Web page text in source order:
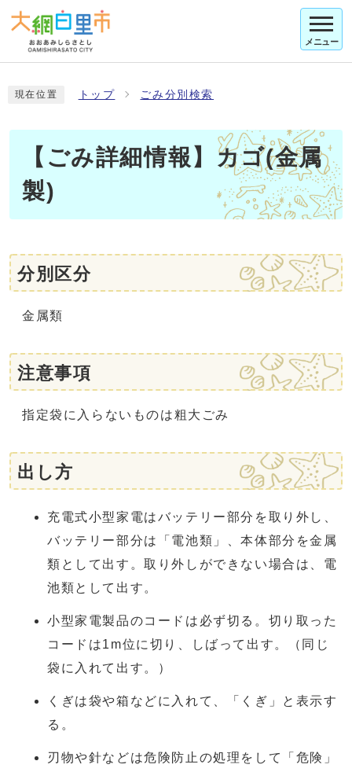
メニュー
現在位置 トップ ごみ分別検索
【ごみ詳細情報】カゴ(金属
製)
分別区分
金属類
注意事項
指定袋に入らないものは粗大ごみ
出し方
充電式小型家電はバッテリー部分を取り外し、
バッテリー部分は「電池類」、本体部分を金属
類として出す。取り外しができない場合は、電
池類として出す。
小型家電製品のコードは必ず切る。切り取った
コードは1m位に切り、しばって出す。（同じ
袋に入れて出す。）
くぎは袋や箱などに入れて、「くぎ」と表示す
る。
刃物や針などは危険防止の処理をして「危険」